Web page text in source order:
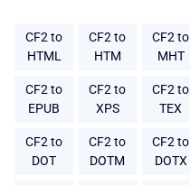
CF2 to
HTML
CF2 to
HTM
CF2 to
MHT
CF2 to
EPUB
CF2 to
XPS
CF2 to
TEX
CF2 to
DOT
CF2 to
DOTM
CF2 to
DOTX